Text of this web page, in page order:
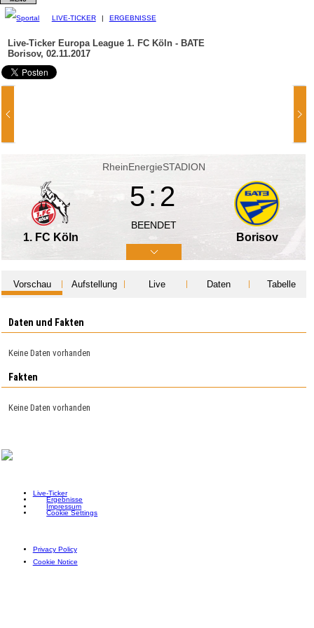
LIVE-TICKER | ERGEBNISSE
Live-Ticker Europa League 1. FC Köln - BATE
Borisov, 02.11.2017
RheinEnergieSTADION
1. FC Köln
5:2
BEENDET
Borisov
Vorschau Aufstellung Live Daten Tabelle
Daten und Fakten
Keine Daten vorhanden
Fakten
Keine Daten vorhanden
Live-Ticker
Ergebnisse
Impressum
Cookie Settings
Privacy Policy
Cookie Notice